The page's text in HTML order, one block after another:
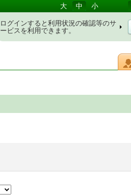
大 中 小
ログインすると利用状況の確認等のサ
ービスを利用できます。